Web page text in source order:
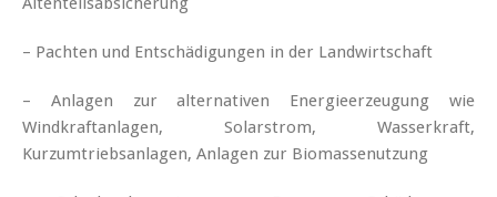
– Pachten und Entschädigungen in der Landwirtschaft
– Anlagen zur alternativen Energieerzeugung wie
Windkraftanlagen, Solarstrom, Wasserkraft,
Kurzumtriebsanlagen, Anlagen zur Biomassenutzung